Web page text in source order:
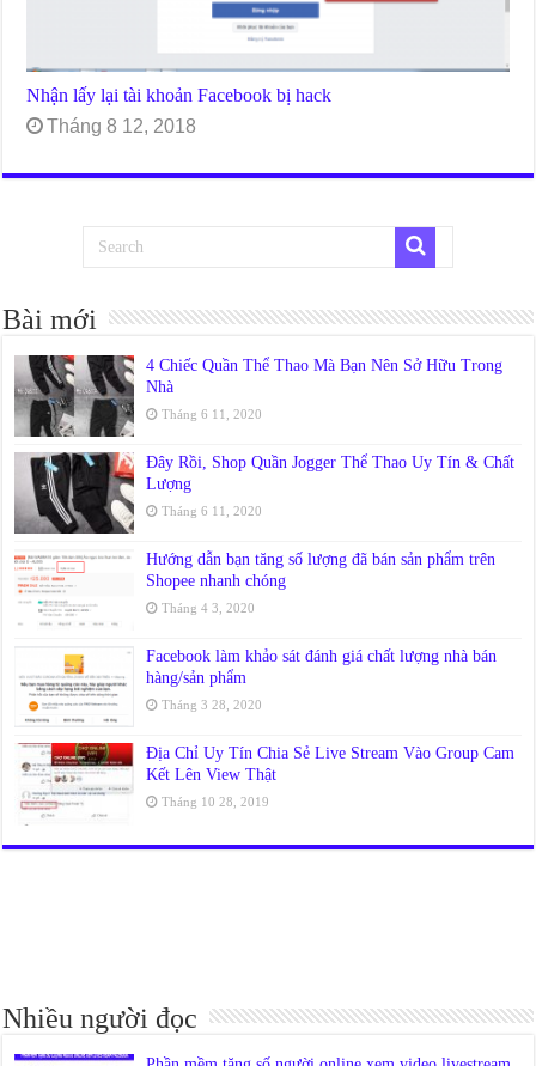
Nhận lấy lại tài khoản Facebook bị hack
Tháng 8 12, 2018
Bài mới
4 Chiếc Quần Thể Thao Mà Bạn Nên Sở Hữu Trong
Nhà
Tháng 6 11, 2020
Đây Rồi, Shop Quần Jogger Thể Thao Uy Tín & Chất
Lượng
Tháng 6 11, 2020
Hướng dẫn bạn tăng số lượng đã bán sản phẩm trên
Shopee nhanh chóng
Tháng 4 3, 2020
Facebook làm khảo sát đánh giá chất lượng nhà bán
hàng/sản phẩm
Tháng 3 28, 2020
Địa Chỉ Uy Tín Chia Sẻ Live Stream Vào Group Cam
Kết Lên View Thật
Tháng 10 28, 2019
Nhiều người đọc